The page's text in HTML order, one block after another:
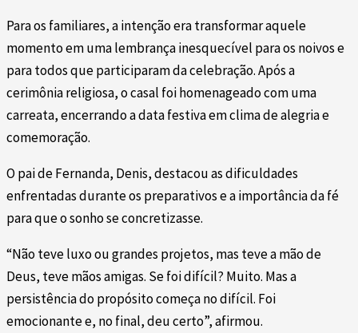
Para os familiares, a intenção era transformar aquele
momento em uma lembrança inesquecível para os noivos e
para todos que participaram da celebração. Após a
cerimônia religiosa, o casal foi homenageado com uma
carreata, encerrando a data festiva em clima de alegria e
comemoração.
O pai de Fernanda, Denis, destacou as dificuldades
enfrentadas durante os preparativos e a importância da fé
para que o sonho se concretizasse.
“Não teve luxo ou grandes projetos, mas teve a mão de
Deus, teve mãos amigas. Se foi difícil? Muito. Mas a
persistência do propósito começa no difícil. Foi
emocionante e, no final, deu certo”, afirmou.